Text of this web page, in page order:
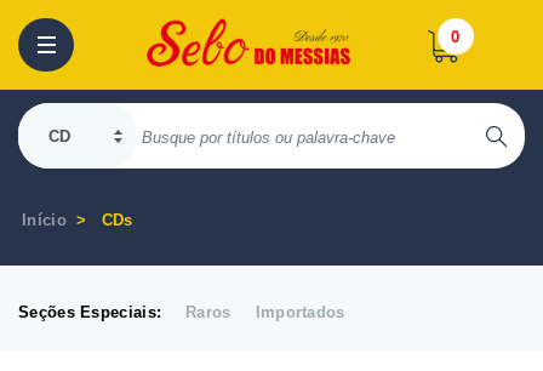
0
Início CDs
Seções Especiais: Raros Importados